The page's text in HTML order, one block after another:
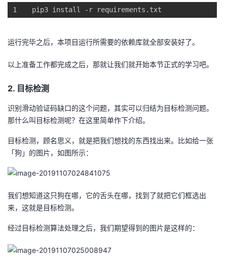
播
活
动
的
关
注
我
的
开
发
者
学
堂
我
我
的
Programs
我
的
支
持
的
我
1 pip3 install -r requirements.txt
运行完毕之后，本项目运行所需要的依赖库就全部安装好了。
以上准备工作都完成之后，那就让我们就开始本节正式的学习吧。
2. 目标检测
识别滑动验证码缺口的这个问题，其实可以归结为目标检测问题。
那什么叫目标检测呢？在这里简单作下介绍。
目标检测，顾名思义，就是把我们想找的东西找出来。比如给一张
「狗」的图片，如图所示：
我们想知道这只狗在哪，它的舌头在哪，找到了就把它们框选出
来，这就是目标检测。
经过目标检测算法处理之后，我们期望得到的图片是这样的：